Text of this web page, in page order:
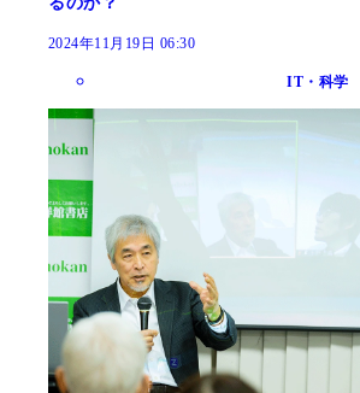
2024年11月19日 06:30
IT・科学